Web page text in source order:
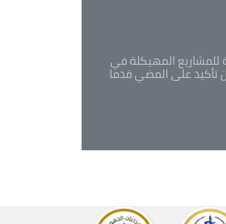
للمشاريع المهيكلة في
تأكيد على المضي قدما